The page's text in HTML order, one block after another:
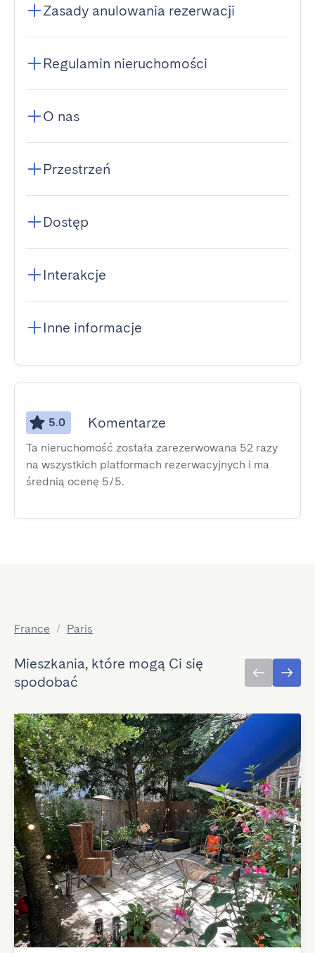
Zasady anulowania rezerwacji
Regulamin nieruchomości
O nas
Przestrzeń
Dostęp
Interakcje
Inne informacje
5.0 Komentarze
Ta nieruchomość została zarezerwowana 52 razy
na wszystkich platformach rezerwacyjnych i ma
średnią ocenę 5/5.
France / Paris
Mieszkania, które mogą Ci się
spodobać